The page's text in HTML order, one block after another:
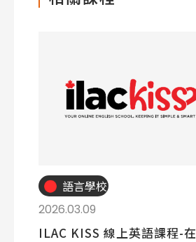
語言學校
2026.03.09
ILAC KISS 線上英語課程-